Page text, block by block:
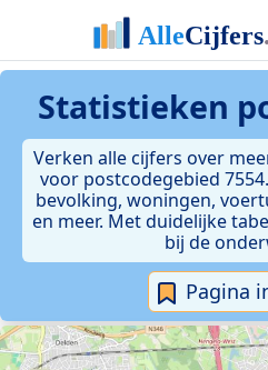
Statistieken
Verken alle cijfers over
voor postcodegebied
bevolking, woningen,
en meer. Met duidelijke
bij de
Pagina